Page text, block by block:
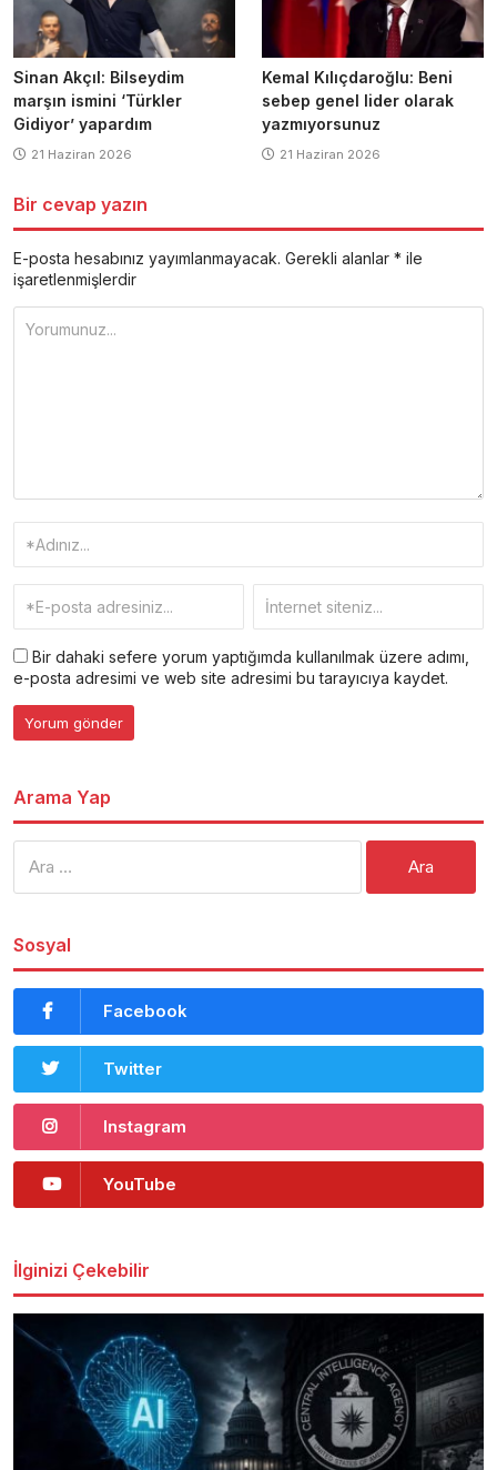
Sinan Akçıl: Bilseydim
marşın ismini ‘Türkler
Gidiyor’ yapardım
21 Haziran 2026
Kemal Kılıçdaroğlu: Beni
sebep genel lider olarak
yazmıyorsunuz
21 Haziran 2026
Bir cevap yazın
E-posta hesabınız yayımlanmayacak. Gerekli alanlar * ile
işaretlenmişlerdir
Bir dahaki sefere yorum yaptığımda kullanılmak üzere adımı,
e-posta adresimi ve web site adresimi bu tarayıcıya kaydet.
Arama Yap
Sosyal
Facebook
Twitter
Instagram
YouTube
İlginizi Çekebilir